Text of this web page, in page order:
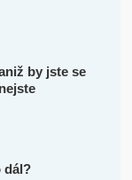
by jste se
dál?